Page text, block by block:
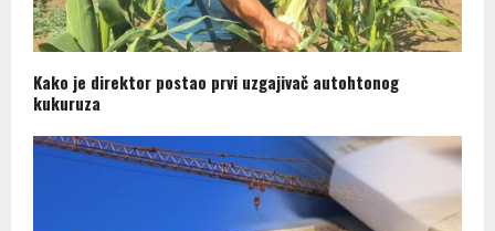
Kako je direktor postao prvi uzgajivač autohtonog
kukuruza